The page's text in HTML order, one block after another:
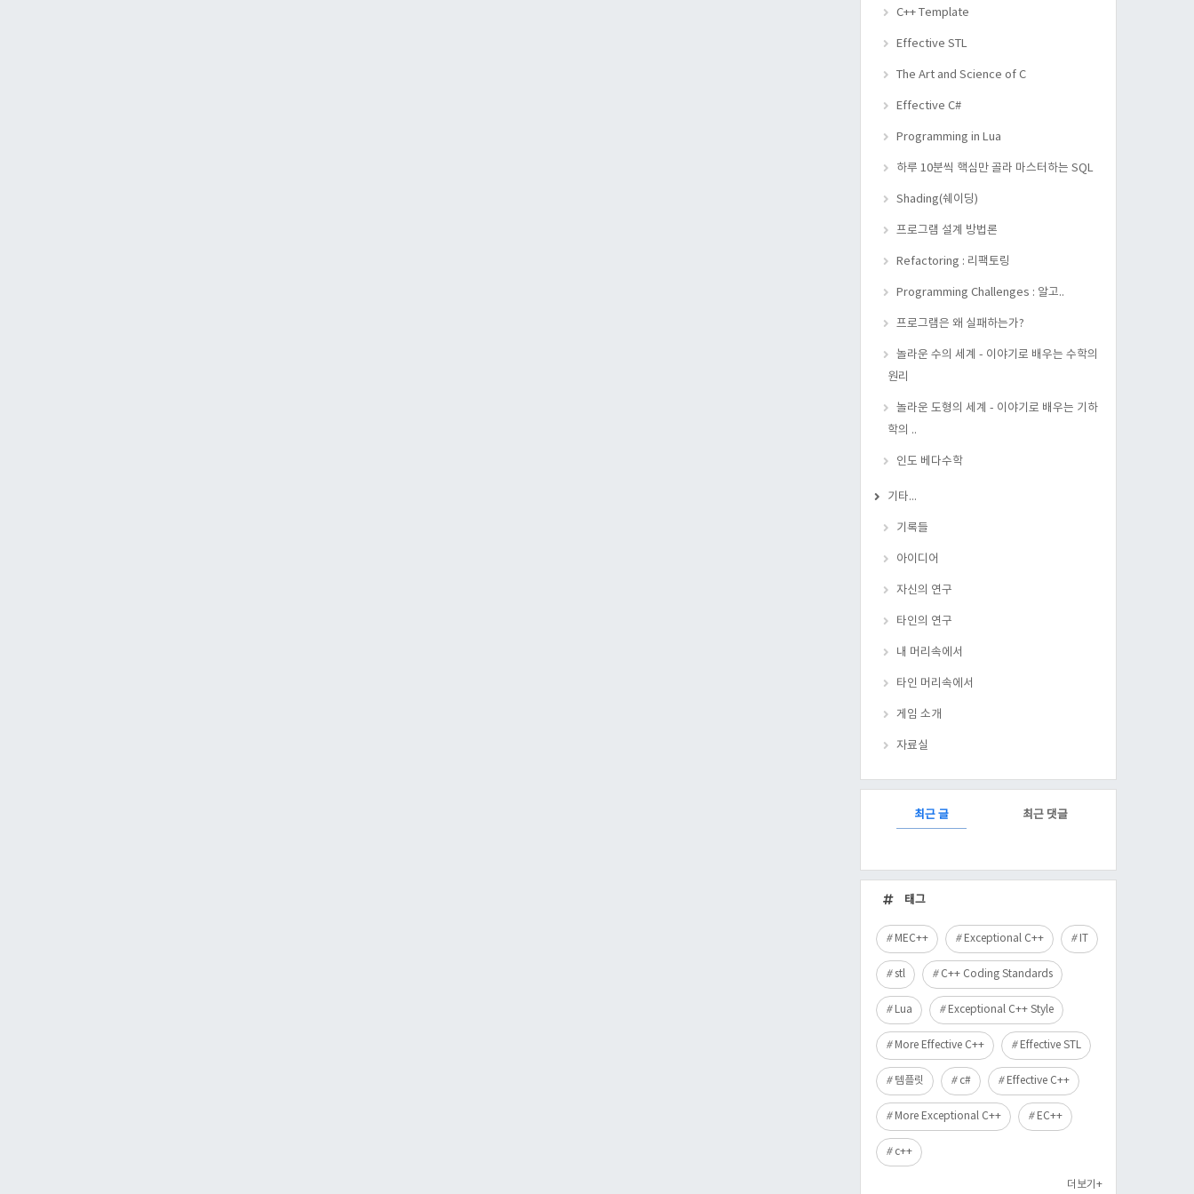
C++ Template
Effective STL
The Art and Science of C
Effective C#
Programming in Lua
하루 10분씩 핵심만 골라 마스터하는 SQL
Shading(쉐이딩)
프로그램 설계 방법론
Refactoring : 리팩토링
Programming Challenges : 알고..
프로그램은 왜 실패하는가?
놀라운 수의 세계 - 이야기로 배우는 수학의
원리
놀라운 도형의 세계 - 이야기로 배우는 기하
학의 ..
인도 베다수학
기타...
기록들
아이디어
자신의 연구
타인의 연구
내 머리속에서
타인 머리속에서
게임 소개
자료실
RECENTLY최근 글 최근 댓글
근
글
태그
MEC++ Exceptional C++ IT
stl C++ Coding Standards
Lua Exceptional C++ Style
More Effective C++ Effective STL
템플릿 c# Effective C++
More Exceptional C++ EC++
c++
더보기+